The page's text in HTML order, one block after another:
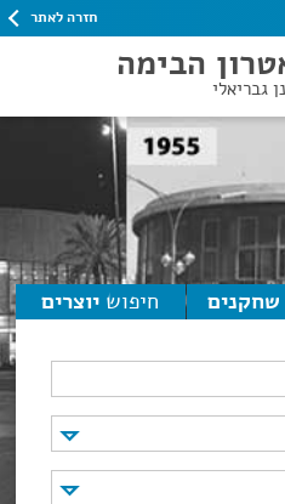
חזרה לאתר
הבימה
גבריאלי
שחקנים חיפוש יוצרים